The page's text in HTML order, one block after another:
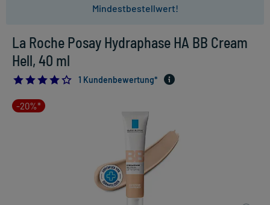
Mindestbestellwert!
La Roche Posay Hydraphase HA BB Cream
Hell, 40 ml
4.0
1 Kundenbewertung*
-20%*